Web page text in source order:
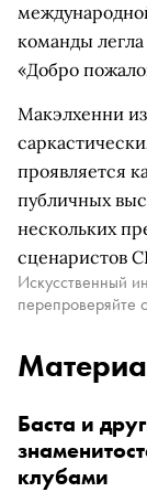
команды легла
«Добро
Макэлхенни
проявляется
публичных
нескольких
сценаристов
Искусственный
перепроверяйте
Баста и
клубами